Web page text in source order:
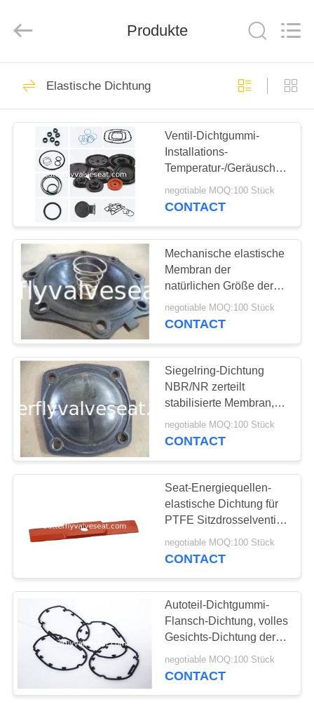
HAUS
PRODUKTE
SHOW
ÜBER
UNS
FABRIK-
AUSFLUG
QUALITÄTSKONTROLLE
TRETEN
SIE
MIT
UNS
VERBINDUNG
SIE
ZITAT
Co.,
Reserved.
Schmetterlingsdichtung
ptfe Dichtung
14
EPDM-Dichtung
NBR-Dichtung
24
Produkte
Elastische Dichtung
Ventil-Dichtgummi-
Installations-
Temperatur-/Geräusch-/
Öl-Anforderungen
negotiable MOQ:100 Stück
CONTACT
Mechanische elastische
Membran der
natürlichen Größe der
Dichtungs-EPDM für
direktes Membran-Ventil
negotiable MOQ:100 Stück
CONTACT
Siegelring-Dichtung
NBR/NR zerteilt
stabilisierte Membran,
direktes Membran-
Ventil-Drosselventil
negotiable MOQ:100 Stück
CONTACT
Seat-Energiequellen-
elastische Dichtung für
PTFE Sitzdrosselventil
2" - 24" Größe
negotiable MOQ:100 Stück
CONTACT
Autoteil-Dichtgummi-
Flansch-Dichtung, volles
Gesichts-Dichtung der
medizinischen Geräte
negotiable MOQ:100 Stück
CONTACT